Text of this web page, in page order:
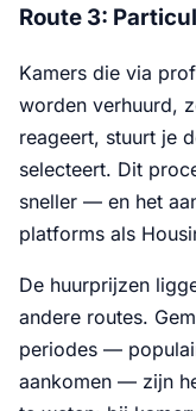
Route 3:
Kamers die via
worden verhuurd,
reageert, stuurt je
selecteert. Dit
sneller — en het
platforms als
De huurprijzen
andere routes.
periodes —
aankomen — zijn